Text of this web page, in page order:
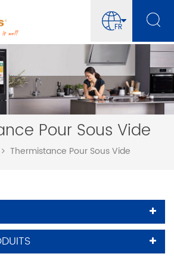
FR
Pour Sous Vide
Thermistance Pour Sous Vide